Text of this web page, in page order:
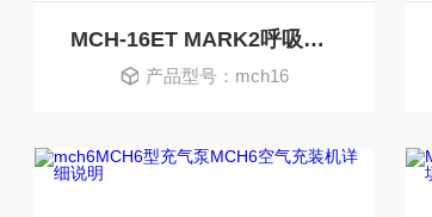
MCH-16ET MARK2呼吸空气充填泵科尔奇
产品型号：mch16